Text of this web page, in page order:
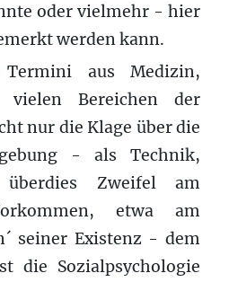
oder vielmehr - hier
werden kann.
aus Medizin,
vielen Bereichen der
nur die Klage über die
- als Technik,
Zweifel am
etwa am
seiner Existenz - dem
die Sozialpsychologie